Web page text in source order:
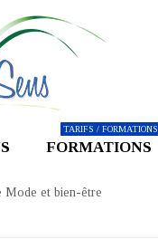
FORMATIONS
TARIFS / FORMATIONS
Mode et bien-être